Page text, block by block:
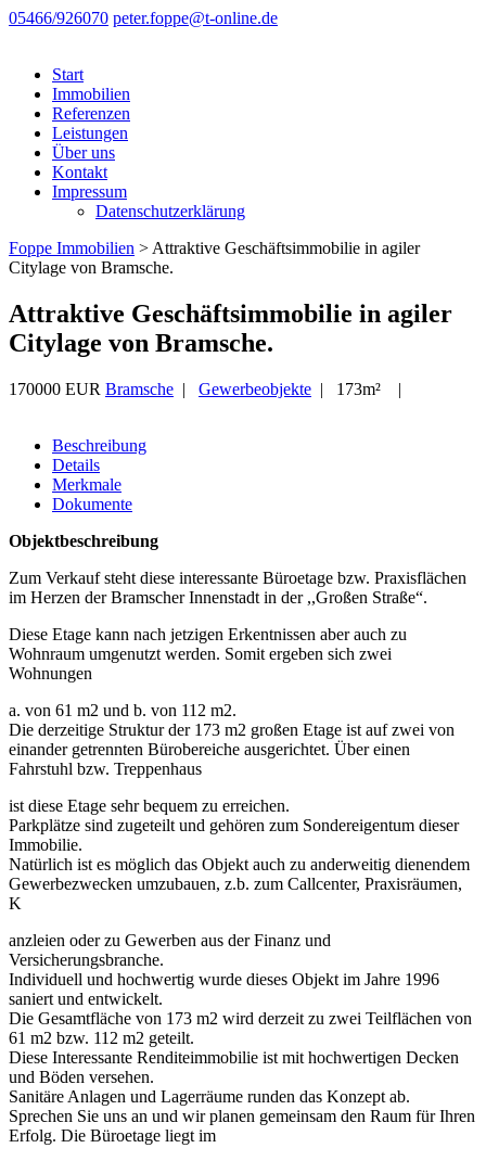
05466/926070 peter.foppe@t-online.de
Start
Immobilien
Referenzen
Leistungen
Über uns
Kontakt
Impressum
Datenschutzerklärung
Foppe Immobilien > Attraktive Geschäftsimmobilie in agiler
Citylage von Bramsche.
Attraktive Geschäftsimmobilie in agiler
Citylage von Bramsche.
170000 EUR Bramsche | Gewerbeobjekte | 173m² |
Beschreibung
Details
Merkmale
Dokumente
Objektbeschreibung
Zum Verkauf steht diese interessante Büroetage bzw. Praxisflächen
im Herzen der Bramscher Innenstadt in der ,,Großen Straße“.
Diese Etage kann nach jetzigen Erkentnissen aber auch zu
Wohnraum umgenutzt werden. Somit ergeben sich zwei
Wohnungen
a. von 61 m2 und b. von 112 m2.
Die derzeitige Struktur der 173 m2 großen Etage ist auf zwei von
einander getrennten Bürobereiche ausgerichtet. Über einen
Fahrstuhl bzw. Treppenhaus
ist diese Etage sehr bequem zu erreichen.
Parkplätze sind zugeteilt und gehören zum Sondereigentum dieser
Immobilie.
Natürlich ist es möglich das Objekt auch zu anderweitig dienendem
Gewerbezwecken umzubauen, z.b. zum Callcenter, Praxisräumen,
K
anzleien oder zu Gewerben aus der Finanz und
Versicherungsbranche.
Individuell und hochwertig wurde dieses Objekt im Jahre 1996
saniert und entwickelt.
Die Gesamtfläche von 173 m2 wird derzeit zu zwei Teilflächen von
61 m2 bzw. 112 m2 geteilt.
Diese Interessante Renditeimmobilie ist mit hochwertigen Decken
und Böden versehen.
Sanitäre Anlagen und Lagerräume runden das Konzept ab.
Sprechen Sie uns an und wir planen gemeinsam den Raum für Ihren
Erfolg. Die Büroetage liegt im